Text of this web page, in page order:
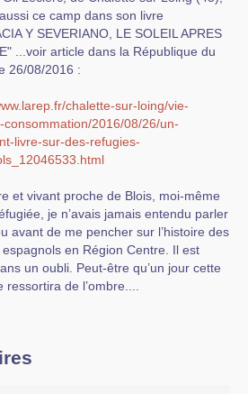
ce camp dans son livre
Y SEVERIANO, LE SOLEIL APRES
...voir article dans la République du
26/08/2016 :
chalette-sur-loing/vie-
consommation/2016/08/26/un-
livre-sur-des-refugies-
et vivant proche de Blois, moi-même
je n’avais jamais entendu parler
avant de me pencher sur l’histoire des
espagnols en Région Centre. Il est
un oubli. Peut-être qu’un jour cette
ressortira de l’ombre....